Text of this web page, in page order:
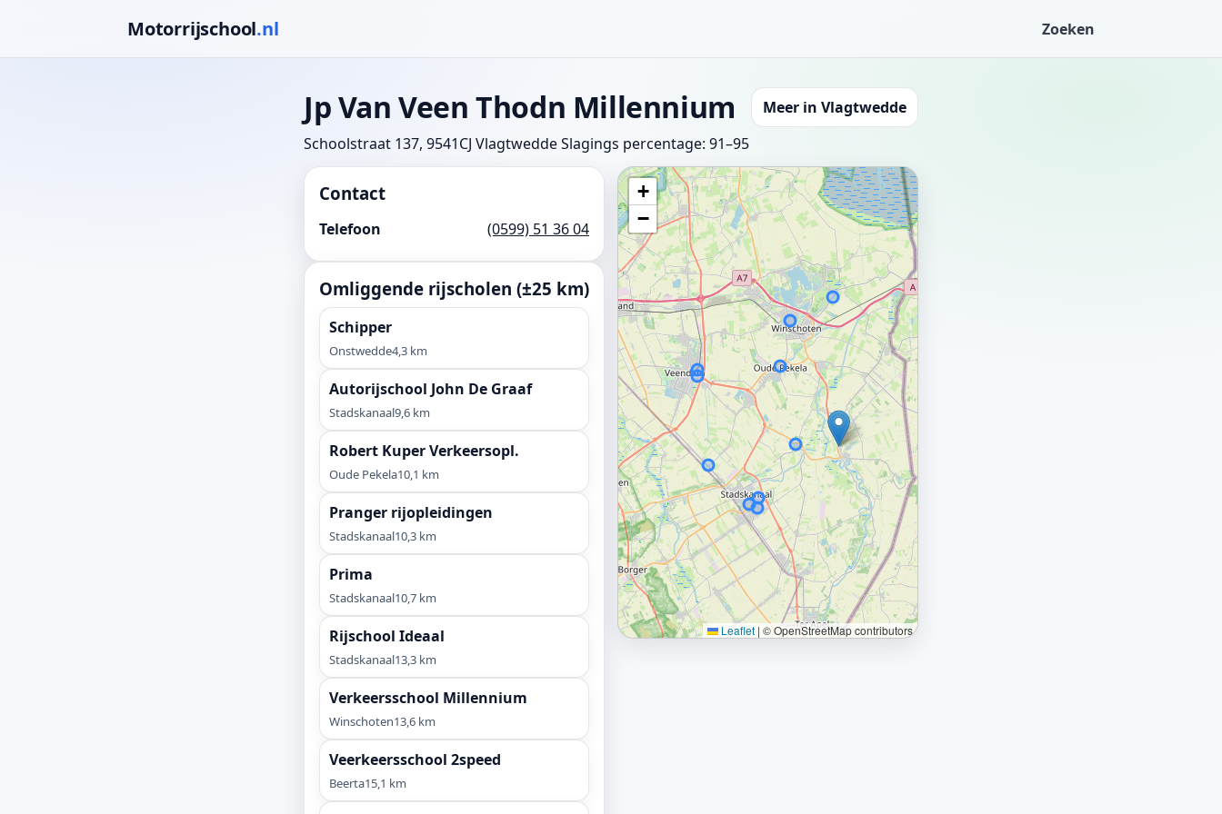
Motorrijschool.nl Zoeken
Jp Van Veen Thodn Millennium
Schoolstraat 137, 9541CJ VlagtweddeSlagings percentage: 91–95
Meer in Vlagtwedde
Contact
Telefoon (0599) 51 36 04
Omliggende rijscholen (±25 km)
Schipper
Onstwedde4,3 km
Autorijschool John De Graaf
Stadskanaal9,6 km
Robert Kuper Verkeersopl.
Oude Pekela10,1 km
Pranger rijopleidingen
Stadskanaal10,3 km
Prima
Stadskanaal10,7 km
Rijschool Ideaal
Stadskanaal13,3 km
Verkeersschool Millennium
Winschoten13,6 km
Veerkeersschool 2speed
Beerta15,1 km
+
−
Leaflet | © OpenStreetMap contributors